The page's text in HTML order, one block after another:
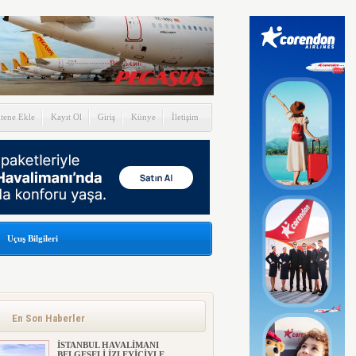
Ekle Kayıt Ol Giriş Künye İletişim
Uçuş Bilgileri
En Son Haberler
İSTANBUL HAVALİMANI